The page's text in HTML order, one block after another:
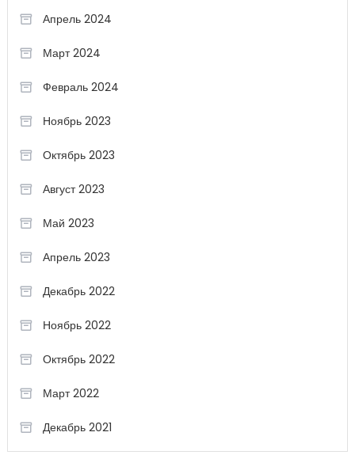
Апрель 2024
Март 2024
Февраль 2024
Ноябрь 2023
Октябрь 2023
Август 2023
Май 2023
Апрель 2023
Декабрь 2022
Ноябрь 2022
Октябрь 2022
Март 2022
Декабрь 2021